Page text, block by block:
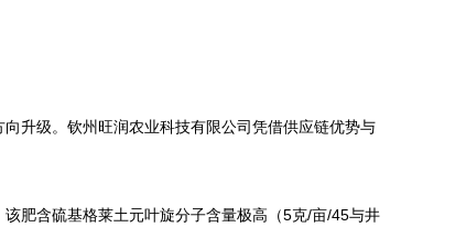
升级。钦州旺润农业科技有限公司凭借供应链优势与
肥含硫基格莱土元叶旋分子含量极高（5克/亩/45与井